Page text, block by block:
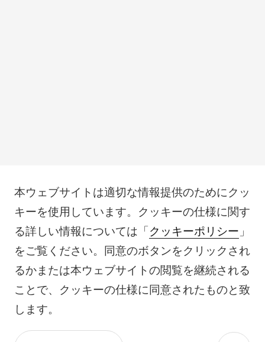
本ウェブサイトは適切な情報提供のためにクッ
キーを使用しています。クッキーの仕様に関す
る詳しい情報については「 クッキーポリシー 」
をご覧ください。同意のボタンをクリックされ
るかまたは本ウェブサイトの閲覧を継続される
ことで、クッキーの仕様に同意されたものと致
します。